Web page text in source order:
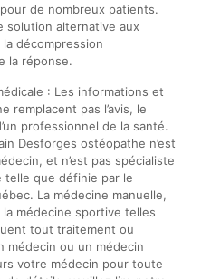
de nombreux patients.
solution alternative aux
décompression
la réponse.
: Les informations et
remplacent pas l’avis, le
professionnel de la santé.
Desforges ostéopathe n’est
et n’est pas spécialiste
telle que définie par le
La médecine manuelle,
médecine sportive telles
tout traitement ou
médecin ou un médecin
votre médecin pour toute